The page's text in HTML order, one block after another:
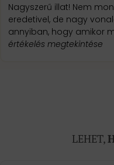
Nagyszerű illat! Nem
eredetivel, de nagy
annyiban, hogy amikor
értékelés megtekintése
LEHET,